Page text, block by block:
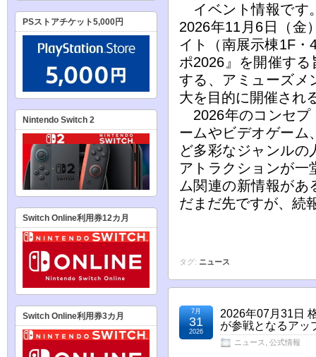
イベント情報です
2026年11月6日（金
イト（南展示棟1F
ポ2026』を開催す
する、アミューズメ
大を目的に開催され
2026年のコンセプ
ームやビデオゲーム
ど多彩なジャンル
アトラクションが一
ム関連の新情報が
だまだ先ですが、続
タグ: ニュース
2026年07月31日
が参戦となるアッ
ニュース 公式情報
7月
31
2026
PSストアチケット5,000円
Nintendo Switch 2
Switch Online利用券12カ月
Switch Online利用券3カ月